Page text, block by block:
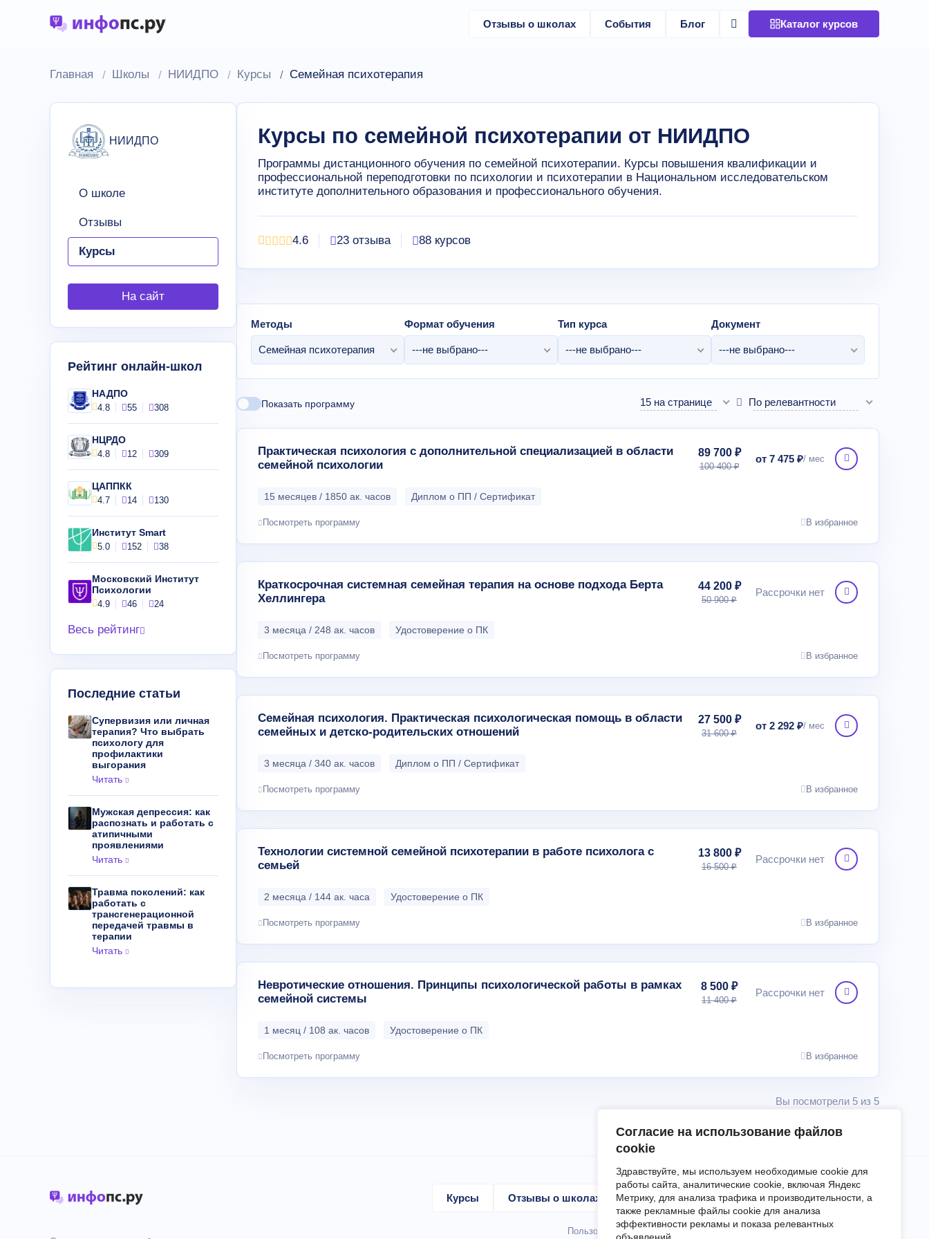
Согласие на использование файлов
cookie
Здравствуйте, мы используем необходимые cookie для
работы сайта, аналитические cookie, включая Яндекс
Метрику, для анализа трафика и производительности, а
также рекламные файлы cookie для анализа
эффективности рекламы и показа релевантных
Отзывы о школах События Блог Каталог курсов
Главная Школы НИИДПО Курсы Семейная психотерапия
Курсы по семейной психотерапии от НИИДПО
Программы дистанционного обучения по семейной психотерапии. Курсы повышения квалификации и
профессиональной переподготовки по психологии и психотерапии в Национальном исследовательском
институте дополнительного образования и профессионального обучения.
4.6 23 отзыва 88 курсов
Методы
Семейная психотерапия
Формат обучения
---не выбрано---
Тип курса
---не выбрано---
Документ
---не выбрано---
Показать программу 15 на странице По релевантности
Практическая психология с дополнительной специализацией в области
семейной психологии
89 700 ₽
100 400 ₽
от 7 475 ₽
15 месяцев / 1850 ак. часов Диплом о ПП / Сертификат
Посмотреть программу В избранное
Краткосрочная системная семейная терапия на основе подхода Берта
Хеллингера
44 200 ₽
50 900 ₽
Рассрочки нет
3 месяца / 248 ак. часов Удостоверение о ПК
Посмотреть программу В избранное
Семейная психология. Практическая психологическая помощь в области
семейных и детско-родительских отношений
27 500 ₽
31 600 ₽
от 2 292 ₽
3 месяца / 340 ак. часов Диплом о ПП / Сертификат
Посмотреть программу В избранное
Технологии системной семейной психотерапии в работе психолога с
семьей
13 800 ₽
16 500 ₽
Рассрочки нет
2 месяца / 144 ак. часа Удостоверение о ПК
Посмотреть программу В избранное
Невротические отношения. Принципы психологической работы в рамках
семейной системы
8 500 ₽
11 400 ₽
Рассрочки нет
1 месяц / 108 ак. часов Удостоверение о ПК
Посмотреть программу В избранное
Вы посмотрели 5 из 5
НИИДПО
О школе
Отзывы
Курсы
На сайт
Рейтинг онлайн-школ
НАДПО
4.8 55 308
НЦРДО
4.8 12 309
ЦАППКК
4.7 14 130
Институт Smart
5.0 152 38
Московский Институт
Психологии
4.9 46 24
Весь рейтинг
Последние статьи
Супервизия или личная
терапия? Что выбрать
психологу для
профилактики
выгорания
Читать
Мужская депрессия: как
распознать и работать с
атипичными
проявлениями
Читать
Травма поколений: как
работать с
трансгенерационной
передачей травмы в
терапии
Читать
Курсы Отзывы о школах Блог События О нас Контакты
Пользовательское соглашение
Политика обработки персональных данных